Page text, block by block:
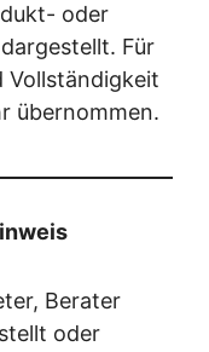
oder
Für
Vollständigkeit
übernommen.
Berater
oder